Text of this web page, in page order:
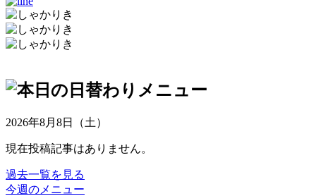
2026年8月8日（土）
現在投稿記事はありません。
過去一覧を見る
今週のメニュー